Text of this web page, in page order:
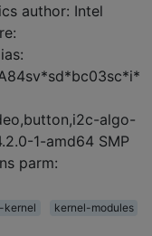
author: Intel
algo-
1-amd64 SMP
parm:
kernel kernel-modules